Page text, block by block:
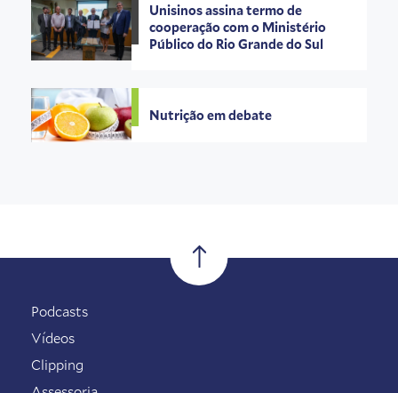
Unisinos assina termo de
cooperação com o Ministério
Público do Rio Grande do Sul
Nutrição em debate
Podcasts
Vídeos
Clipping